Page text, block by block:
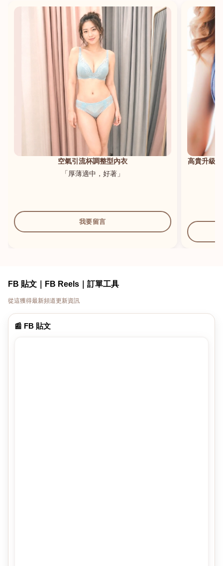
空氣引流杯調整型內衣
「厚薄適中，好著」
我要留言
高貴升級
FB 貼文｜FB Reels｜訂單工具
從這獲得最新頻道更新資訊
📰 FB 貼文
港澳中文
English